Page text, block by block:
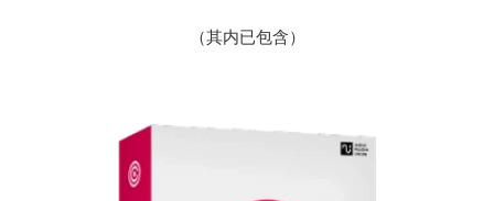
（其内已包含）